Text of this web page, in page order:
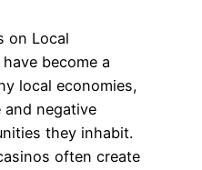
on Local
become a
local economies,
negative
they inhabit.
often create